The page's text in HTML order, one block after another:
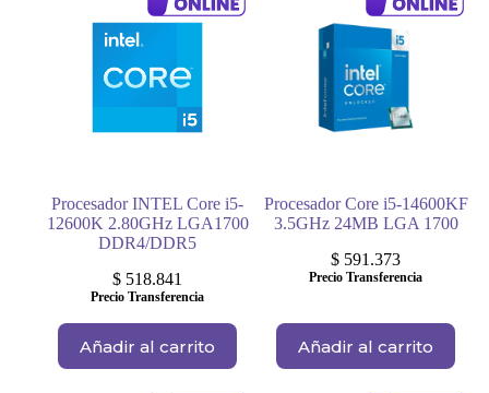
Procesador INTEL Core i5-
12600K 2.80GHz LGA1700
DDR4/DDR5
$ 518.841
Precio Transferencia
Añadir al carrito
Procesador Core i5-14600KF
3.5GHz 24MB LGA 1700
$ 591.373
Precio Transferencia
Añadir al carrito